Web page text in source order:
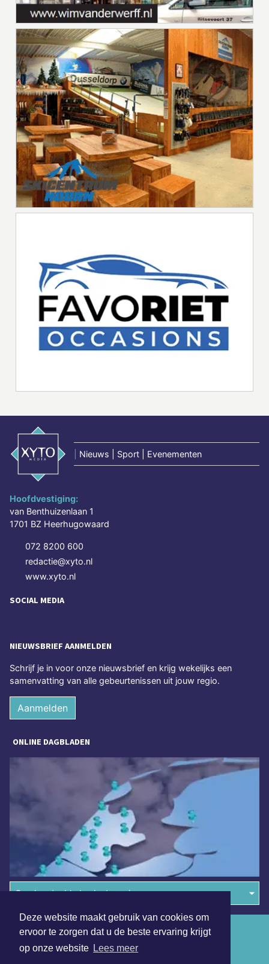
Deze website maakt gebruik van cookies om
ervoor te zorgen dat u de beste ervaring krijgt
op onze website Lees meer
Nieuws | Sport | Evenementen
Hoofdvestiging:
van Benthuizenlaan 1
1701 BZ Heerhugowaard
072 8200 600
redactie@xyto.nl
www.xyto.nl
SOCIAL MEDIA
NIEUWSBRIEF AANMELDEN
Schrijf je in voor onze nieuwsbrief en krijg wekelijks een
samenvatting van alle gebeurtenissen uit jouw regio.
Aanmelden
ONLINE DAGBLADEN
Overige dagbladen in de regio
Algemene voorwaarden
Disclaimer